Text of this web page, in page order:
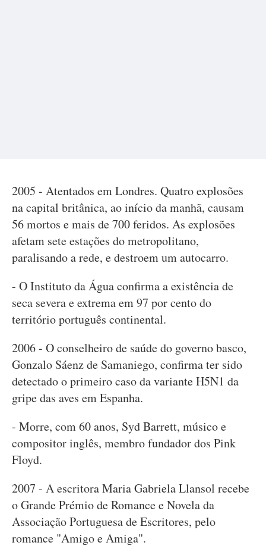
2005 - Atentados em Londres. Quatro explosões
na capital britânica, ao início da manhã, causam
56 mortos e mais de 700 feridos. As explosões
afetam sete estações do metropolitano,
paralisando a rede, e destroem um autocarro.
- O Instituto da Água confirma a existência de
seca severa e extrema em 97 por cento do
território português continental.
2006 - O conselheiro de saúde do governo basco,
Gonzalo Sáenz de Samaniego, confirma ter sido
detectado o primeiro caso da variante H5N1 da
gripe das aves em Espanha.
­- Morre, com 60 anos, Syd Barrett, músico e
compositor inglês, membro fundador dos Pink
Floyd.
2007 - A escritora Maria Gabriela Llansol recebe
o Grande Prémio de Romance e Novela da
Associação Portuguesa de Escritores, pelo
romance "Amigo e Amiga".